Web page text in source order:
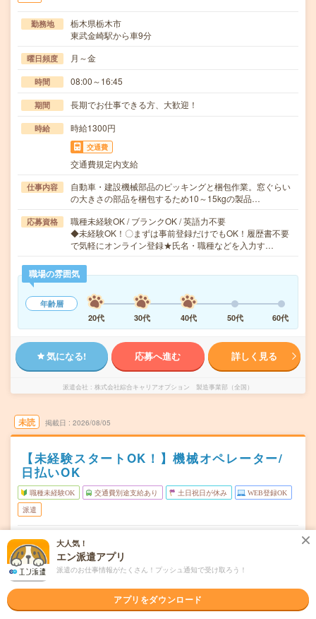
勤務地
栃木県栃木市
東武金崎駅から車9分
曜日頻度 月～金
時間 08:00～16:45
期間 長期でお仕事できる方、大歓迎！
時給 時給1300円
交通費
交通費規定内支給
仕事内容
自動車・建設機械部品のピッキングと梱包作業。窓ぐらい
の大きさの部品を梱包するため10～15kgの製品…
応募資格
職種未経験OK / ブランクOK / 英語力不要
◆未経験OK！〇まずは事前登録だけでもOK！履歴書不要
で気軽にオンライン登録★氏名・職種などを入力す…
職場の雰囲気
年齢層
20代
30代 40代 50代 60代
気になる! 応募へ進む 詳しく見る
派遣会社 株式会社綜合キャリアオプション 製造事業部（全国）
未読 掲載日 2026/08/05
【未経験スタートOK！】機械オペレーター/
日払いOK
職種未経験OK 交通費別途支給あり 土日祝日が休み WEB登録OK
派遣
勤務地
東武金崎駅から車9分
曜日頻度 月～金
08:00～16:45
大人気！
エン派遣アプリ
派遣のお仕事情報がたくさん！プッシュ通知で受け取ろう！
アプリをダウンロード